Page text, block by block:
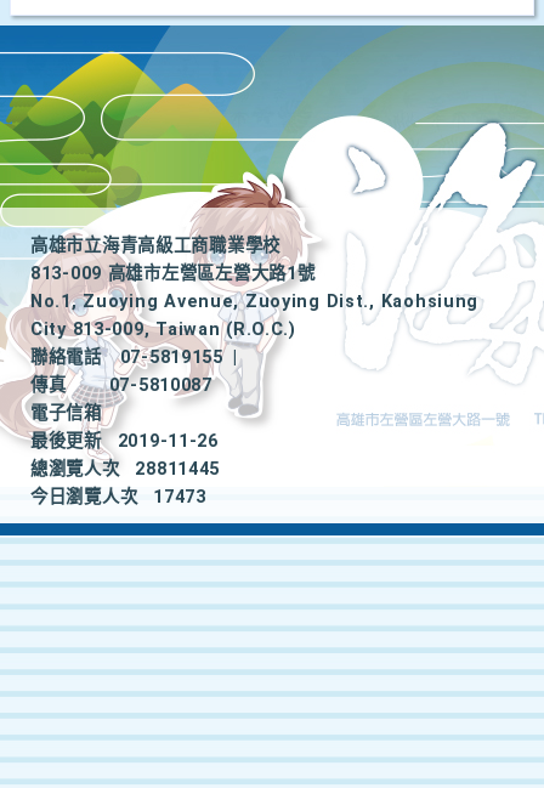
高雄市立海青高級工商職業學校
813-009 高雄市左營區左營大路1號
No.1, Zuoying Avenue, Zuoying Dist., Kaohsiung
City 813-009, Taiwan (R.O.C.)
聯絡電話
07-5819155
|
傳真
07-5810087
電子信箱
最後更新
2019-11-26
總瀏覽人次
28811445
今日瀏覽人次
17473